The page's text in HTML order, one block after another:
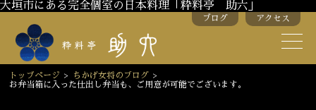
大垣市にある完全個室の日本料理「粋料亭 助六」
ブログ アクセス
トップページ > ちかげ女将のブログ >
お弁当箱に入った仕出し弁当も、ご用意が可能でございます。
スタッフ紹介